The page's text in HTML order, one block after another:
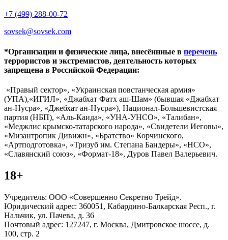
+7 (499) 288-00-72
sovsek@sovsek.com
*Организации и физические лица, внесённные в перечень
террористов и экстремистов, деятельность которых
запрещена в Российской Федерации:
«Правый сектор», «Украинская повстанческая армия»
(УПА),«ИГИЛ», «Джабхат Фатх аш-Шам» (бывшая «Джабхат
ан-Нусра», «Джебхат ан-Нусра»), Национал-Большевистская
партия (НБП), «Аль-Каида», «УНА-УНСО», «Талибан»,
«Меджлис крымско-татарского народа», «Свидетели Иеговы»,
«Мизантропик Дивижн», «Братство» Корчинского,
«Артподготовка», «Тризуб им. Степана Бандеры», «НСО»,
«Славянский союз», «Формат-18», Дуров Павел Валерьевич.
18+
Учредитель: ООО «Совершенно Секретно Трейд».
Юридический адрес: 360051, Кабардино-Балкарская Респ., г.
Нальчик, ул. Пачева, д. 36
Почтовый адрес: 127247, г. Москва, Дмитровское шоссе, д.
100, стр. 2